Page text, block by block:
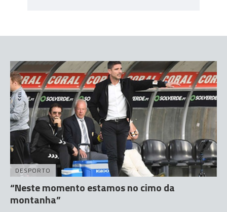
DESPORTO
“Neste momento estamos no cimo da
montanha”